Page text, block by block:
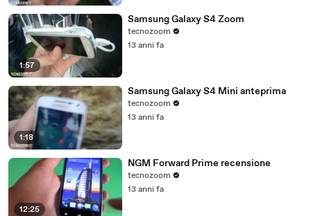
1:57
Samsung Galaxy S4 Zoom
tecnozoom
13 anni fa
1:18
Samsung Galaxy S4 Mini anteprima
tecnozoom
13 anni fa
12:25
NGM Forward Prime recensione
tecnozoom
13 anni fa